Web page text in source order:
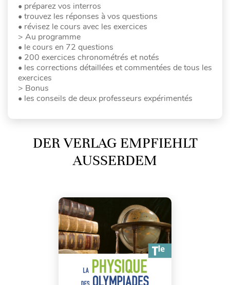
• préparez vos interros
• trouvez les réponses à vos questions
• révisez le cours avec les exercices
> Au programme
• le cours en 72 questions
• 200 exercices chronométrés et notés
• les corrections détaillées et commentées de tous les
exercices
> Bonus
• les conseils de deux professeurs expérimentés
DER VERLAG EMPFIEHLT
AUSSERDEM